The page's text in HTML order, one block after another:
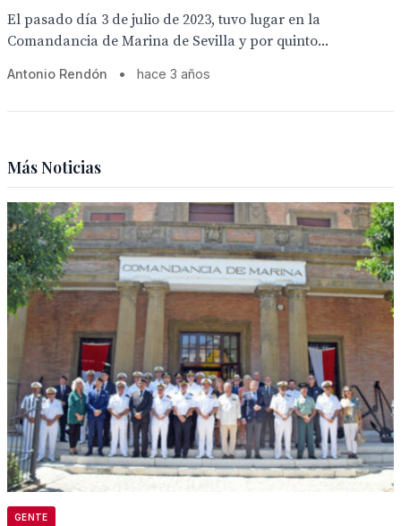
El pasado día 3 de julio de 2023, tuvo lugar en la
Comandancia de Marina de Sevilla y por quinto...
Antonio Rendón • hace 3 años
Más Noticias
GENTE